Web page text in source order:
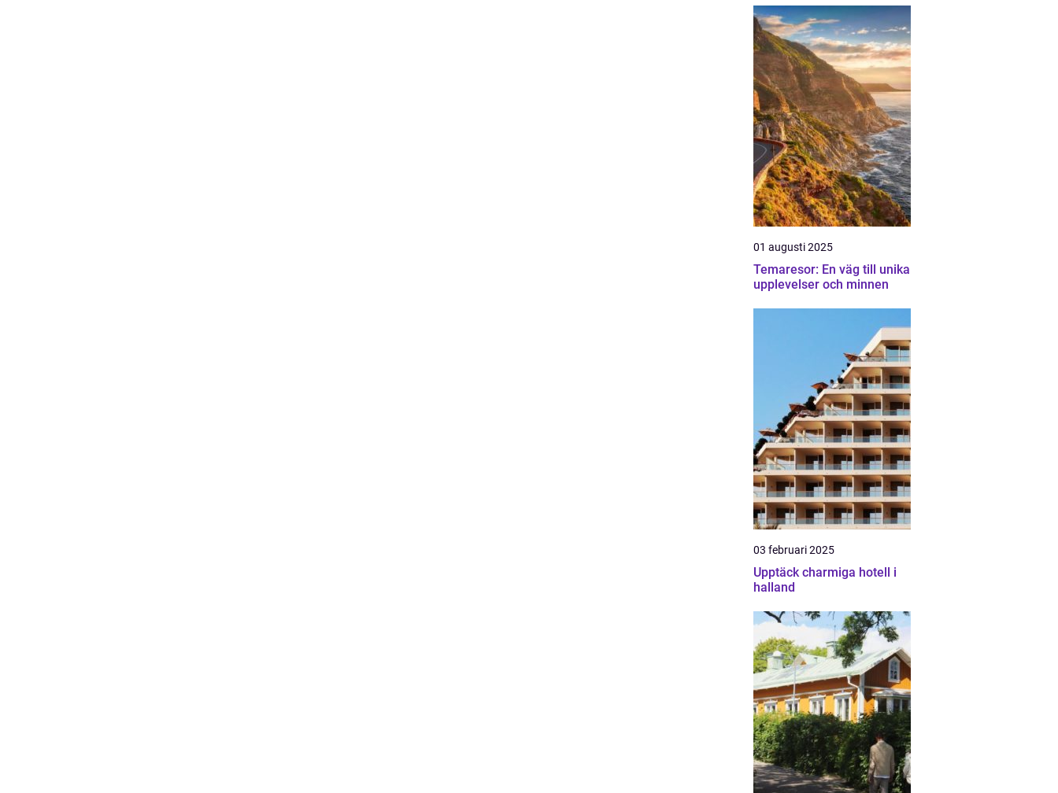
01 augusti 2025
Temaresor: En väg till unika
upplevelser och minnen
03 februari 2025
Upptäck charmiga hotell i
halland